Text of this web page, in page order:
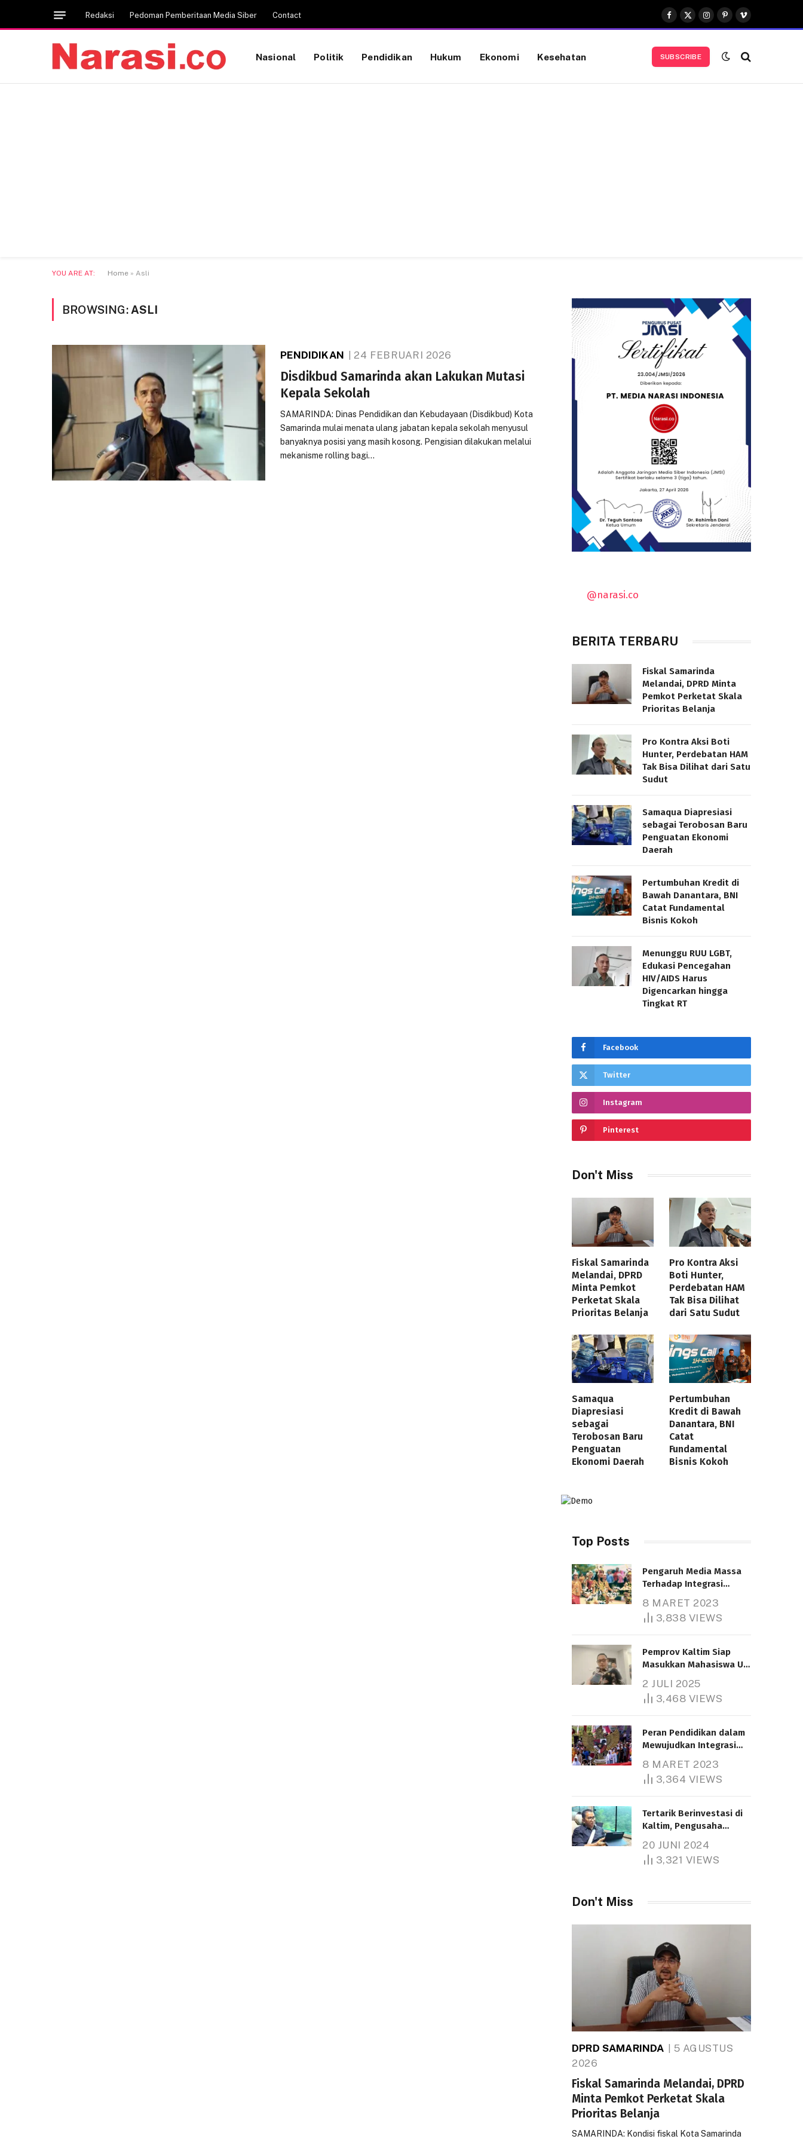
Redaksi Pedoman Pemberitaan Media Siber Contact
Facebook
X
(Twitter)
Instagram
Pinterest
Vimeo
Nasional Politik Pendidikan Hukum Ekonomi Kesehatan SUBSCRIBE
YOU ARE AT: Home » Asli
BROWSING: ASLI
PENDIDIKAN 24 FEBRUARI 2026
Disdikbud Samarinda akan Lakukan Mutasi
Kepala Sekolah
SAMARINDA: Dinas Pendidikan dan Kebudayaan (Disdikbud) Kota
Samarinda mulai menata ulang jabatan kepala sekolah menyusul
banyaknya posisi yang masih kosong. Pengisian dilakukan melalui
mekanisme rolling bagi…
@narasi.co
BERITA TERBARU
Fiskal Samarinda
Melandai, DPRD Minta
Pemkot Perketat Skala
Prioritas Belanja
Pro Kontra Aksi Boti
Hunter, Perdebatan HAM
Tak Bisa Dilihat dari Satu
Sudut
Samaqua Diapresiasi
sebagai Terobosan Baru
Penguatan Ekonomi
Daerah
Pertumbuhan Kredit di
Bawah Danantara, BNI
Catat Fundamental
Bisnis Kokoh
Menunggu RUU LGBT,
Edukasi Pencegahan
HIV/AIDS Harus
Digencarkan hingga
Tingkat RT
Facebook
Twitter
Instagram
Pinterest
Don't Miss
Fiskal Samarinda
Melandai, DPRD
Minta Pemkot
Perketat Skala
Prioritas Belanja
Pro Kontra Aksi
Boti Hunter,
Perdebatan HAM
Tak Bisa Dilihat
dari Satu Sudut
Samaqua
Diapresiasi
sebagai
Terobosan Baru
Penguatan
Ekonomi Daerah
Pertumbuhan
Kredit di Bawah
Danantara, BNI
Catat
Fundamental
Bisnis Kokoh
Top Posts
Pengaruh Media Massa
Terhadap Integrasi
8 MARET 2023
3,838 VIEWS
Pemprov Kaltim Siap
Masukkan Mahasiswa UT
Bantuan Pendidikan
Gratispol
2 JULI 2025
3,468 VIEWS
Peran Pendidikan dalam
Mewujudkan Integrasi
8 MARET 2023
3,364 VIEWS
Tertarik Berinvestasi di
Kaltim, Pengusaha
1.000 Hektare
20 JUNI 2024
3,321 VIEWS
Don't Miss
DPRD SAMARINDA
5 AGUSTUS
2026
Fiskal Samarinda Melandai, DPRD
Minta Pemkot Perketat Skala
Prioritas Belanja
SAMARINDA: Kondisi fiskal Kota Samarinda